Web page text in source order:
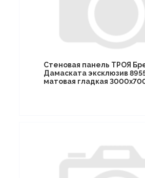
Стеновая панель ТРОЯ
Дамаската эксклюзив
матовая гладкая